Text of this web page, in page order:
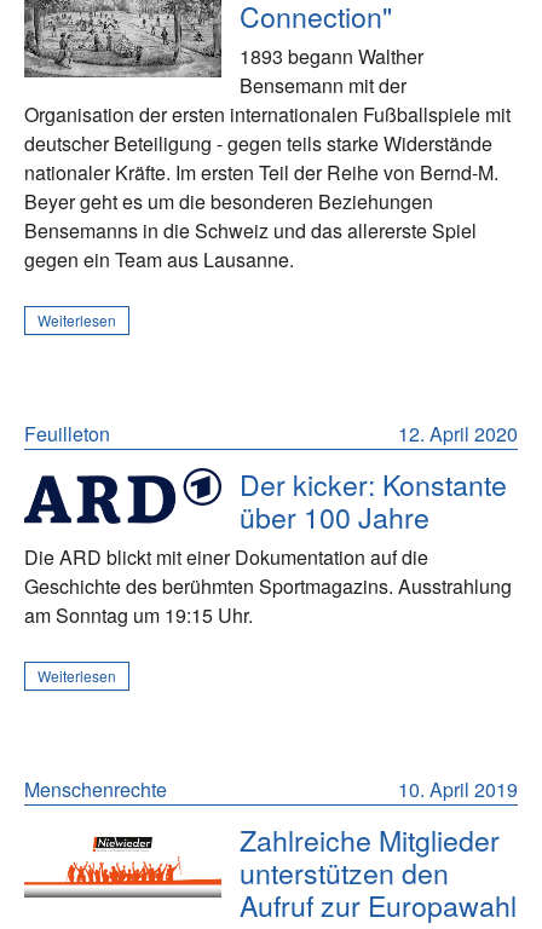
Connection"
1893 begann Walther
Bensemann mit der
Organisation der ersten internationalen Fußballspiele mit
deutscher Beteiligung - gegen teils starke Widerstände
nationaler Kräfte. Im ersten Teil der Reihe von Bernd-M.
Beyer geht es um die besonderen Beziehungen
Bensemanns in die Schweiz und das allererste Spiel
gegen ein Team aus Lausanne.
Weiterlesen
12. April 2020
Feuilleton
Der kicker: Konstante
über 100 Jahre
Die ARD blickt mit einer Dokumentation auf die
Geschichte des berühmten Sportmagazins. Ausstrahlung
am Sonntag um 19:15 Uhr.
Weiterlesen
10. April 2019
Menschenrechte
Zahlreiche Mitglieder
unterstützen den
Aufruf zur Europawahl